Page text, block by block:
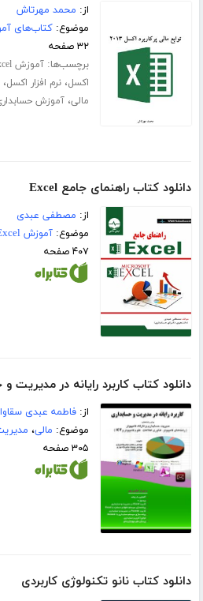
از: محمد مهرتاش
موضوع:کتاب‌های
۳۲ صفحه
برچسب‌ها:آموزش Excel
اکسل،نرم افزار اکسل،
مالی،آموزش
دانلود کتاب راهنمای جامع Excel
از: مصطفی عبدی
موضوع:آموزش Excel
۴۰۷ صفحه
دانلود کتاب کاربرد رایانه در مدیریت
از:فاطمه عبدی
موضوع: مالی،
۳۰۵ صفحه
دانلود کتاب نانو تکنولوژی کاربردی